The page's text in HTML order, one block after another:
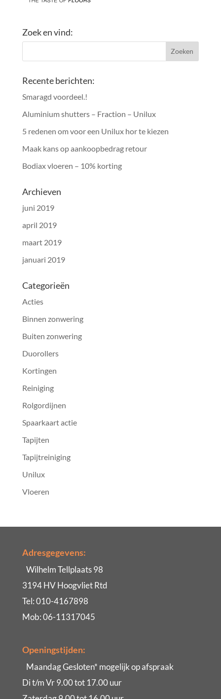
Zoek en vind:
Recente berichten:
Smaragd voordeel.!
Aluminium shutters – Fraction – Unilux
5 redenen om voor een Unilux hor te kiezen
Maak kans op aankoopbedrag retour
Bodiax vloeren – 10% korting
Archieven
juni 2019
april 2019
maart 2019
januari 2019
Categorieën
Acties
Binnen zonwering
Buiten zonwering
Duorollers
Kortingen
Reiniging
Rolgordijnen
Spaarkaart actie
Tapijten
Tapijtreiniging
Unilux
Vloeren
Adresgegevens:
Wilhelm Tellplaats 98
3194 HV Hoogvliet Rtd
Tel: 010-4167898
Mob: 06-11317045
Openingstijden:
Maandag Gesloten* mogelijk op afspraak
Di t/m Vr 9.00 tot 17.00 uur